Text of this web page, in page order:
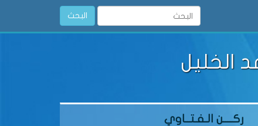
البحث
الخليل
ركــــن الـفـتــاوي